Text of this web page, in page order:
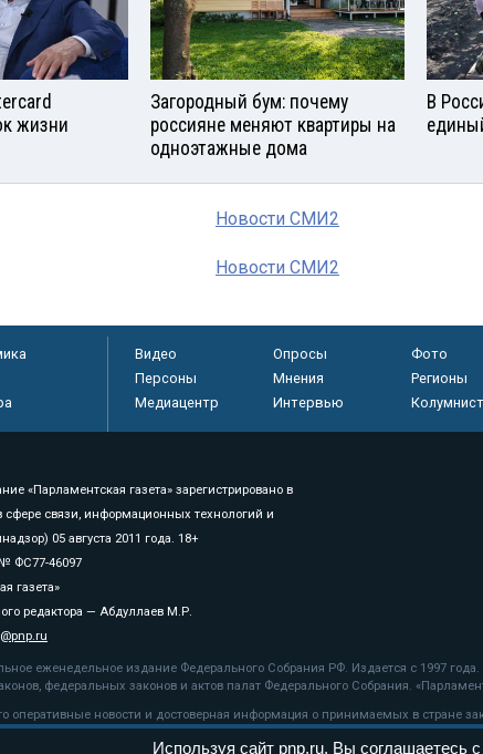
жизни
Загородный бум: почему
россияне меняют квартиры на
одноэтажные дома
В
Новости СМИ2
Новости СМИ2
Видео Опросы
Фото
Персоны
Мнения
Регионы
Медиацентр
Интервью
«Парламентская газета» зарегистрировано в
сфере связи, информационных технологий и
05 августа 2011 года. 18+
ФС77-46097
газета»
редактора — Абдуллаев М.Р.
еженедельное издание Федерального Собрания РФ. Издается с 1997
федеральных законов и актов палат Федерального Собрания.
оперативные новости и достоверная информация о принимаемых в стране
ссылка на pnp.ru обязательна.
Используя сайт pnp.ru, Вы соглашаетесь с